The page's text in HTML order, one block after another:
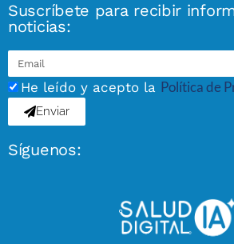
Suscríbete para recibir
noticias:
He leído y acepto la Política de
Enviar
Síguenos: